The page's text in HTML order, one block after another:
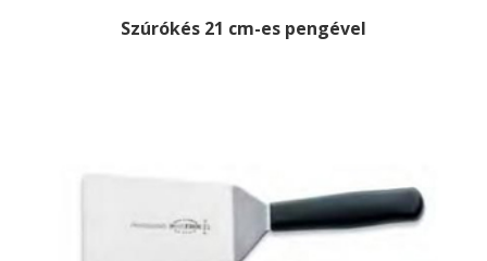
Szúrókés 21 cm-es pengével